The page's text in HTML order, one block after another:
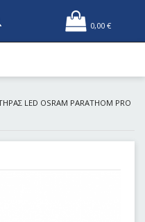
0,00 €
LED OSRAM PARATHOM PRO